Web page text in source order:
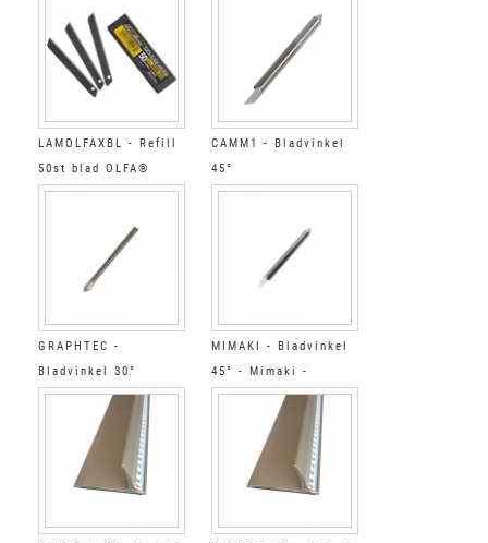
LAMOLFAXBL - Refill
50st blad OLFA®
CAMM1 - Bladvinkel
45°
GRAPHTEC -
Bladvinkel 30°
MIMAKI - Bladvinkel
45° - Mimaki -
Summagraphic